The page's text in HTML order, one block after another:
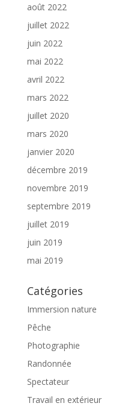
août 2022
juillet 2022
juin 2022
mai 2022
avril 2022
mars 2022
juillet 2020
mars 2020
janvier 2020
décembre 2019
novembre 2019
septembre 2019
juillet 2019
juin 2019
mai 2019
Catégories
Immersion nature
Pêche
Photographie
Randonnée
Spectateur
Travail en extérieur